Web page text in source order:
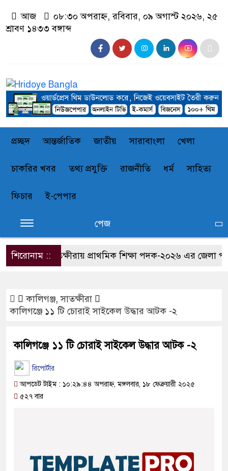
আজ
০৮:৩০ অপরাহ্ন, রবিবার, ০৯ অগাস্ট ২০২৬, ২৫
শ্রাবণ ১৪৩৩ বঙ্গাব্দ
প্রচ্ছদ আন্তর্জাতিক জাতীয় সারাবাংলা খেলা
চাকরির খবর তথ্য প্রযুক্তি রাজনীতি ধর্ম সাহিত্য
ফিচার ই-পেপার
পেজ
শিরোনাম ::
সাতক্ষীরায় প্রাথমিক শিক্ষা পদক-২০২৬ এর জেলা
কালিগঞ্জ,সাতক্ষীরা
কালিগঞ্জে ১১ টি চোরাই সাইকেল উদ্ধার আটক -২
কালিগঞ্জে ১১ টি চোরাই সাইকেল উদ্ধার আটক -২
রিপোর্টার
আপডেট টাইম : ১০:২৯:৪৪ অপরাহ্ন, মঙ্গলবার, ১৮ ফেব্রুয়ারী ২০২৫
৫২৭ বার